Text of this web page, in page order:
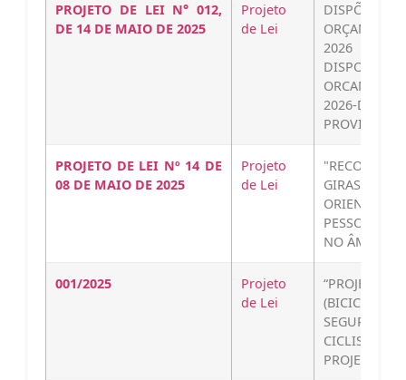
PROJETO DE LEI N° 012,
DE 14 DE MAIO DE 2025
Projeto
de Lei
DISPÕE
2026 E DA
DISPOE-
2026-DE-DA-
PROJETO DE LEI Nº 14 DE
08 DE MAIO DE 2025
Projeto
de Lei
GIRASSOL
PESSOAS
NO ÂMBITO
001/2025
Projeto
de Lei
CICLISMO
PROJETO-